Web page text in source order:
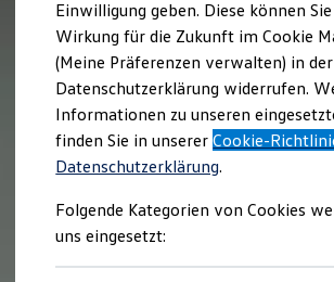
Schnell verfügbare Fahrzeuge
Angebote und Produkte
Aktuelle Angebote
E-Auto-Förderung
Volkswagen Marktplatz
Die ENERGY Sondermodelle
Junge Gebrauchtwagen und
Volkswagen Zertifizierte
Elektromobilität bei
Saisonangebote
Reifenpakete
Leasing
Leasing-Angebote
Einwilligung geben. Diese können
Wirkung für die Zukunft im Cookie
(Meine Präferenzen verwalten) in der
Datenschutzerklärung widerrufen.
Informationen zu unseren
finden Sie in unsererCookie-
Datenschutzerklärung.
Folgende Kategorien von Cookies
uns eingesetzt: